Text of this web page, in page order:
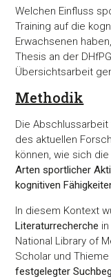
Welchen Einfluss
Training auf die
Erwachsenen
Thesis an der
Übersichtsarbeit
Methodik
Die
des aktuellen
können, wie sich die
Arten sportlicher
kognitiven
In diesem Kontext
Literaturrecherche
National Library of
Scholar und
festgelegter